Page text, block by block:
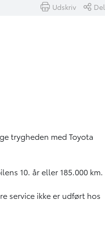
Udskriv Del
trygheden med Toyota
10. år eller 185.000 km.
service ikke er udført hos